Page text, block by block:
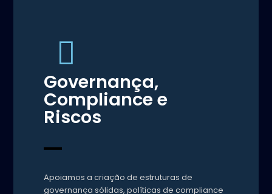
Governança,
Compliance e
Riscos
Apoiamos a criação de estruturas de
governança sólidas, políticas de compliance